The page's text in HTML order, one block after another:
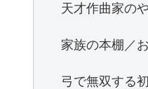
天才作曲家の
家族の本棚／
弓で無双する